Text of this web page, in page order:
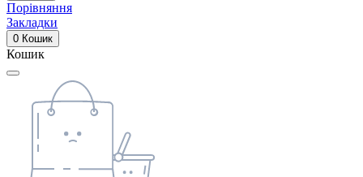
Порівняння
Закладки
0 Кошик
Кошик